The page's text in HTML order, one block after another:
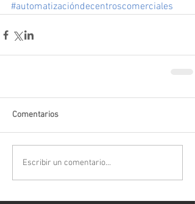
#automatizacióndecentroscomerciales
Comentarios
Escribir un comentario...